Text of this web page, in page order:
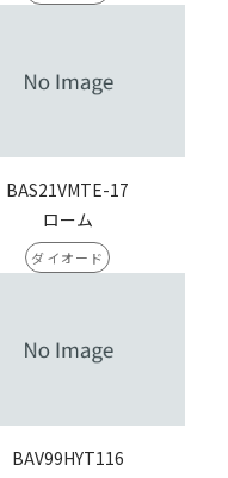
BAS21VMTE-17
ローム
ダイオード
BAV99HYT116